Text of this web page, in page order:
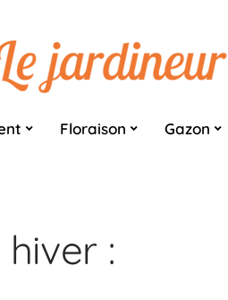
Floraison Gazon
: